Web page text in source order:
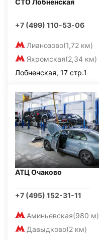
СТО Лобненская
+7 (499) 110-53-06
Лианозово(1,72 км)
Яхромская(2,34 км)
Лобненская, 17 стр.1
АТЦ Очаково
+7 (495) 152-31-11
Аминьевская(980 м)
Давыдково(2 км)